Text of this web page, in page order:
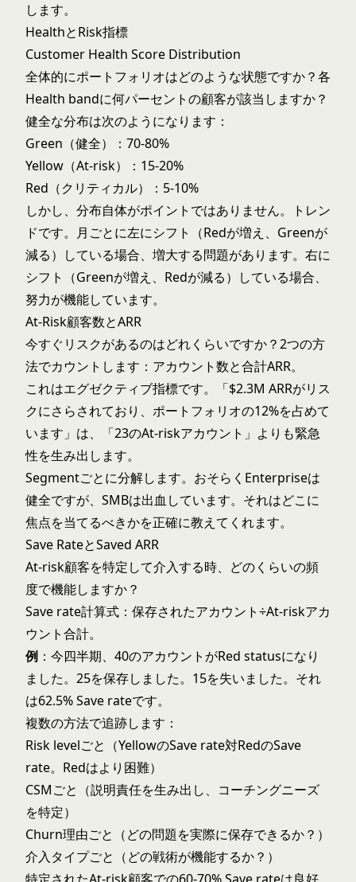
します。
HealthとRisk指標
Customer Health Score Distribution
全体的にポートフォリオはどのような状態ですか？各
Health bandに何パーセントの顧客が該当しますか？
健全な分布は次のようになります：
Green（健全）：70-80%
Yellow（At-risk）：15-20%
Red（クリティカル）：5-10%
しかし、分布自体がポイントではありません。トレン
ドです。月ごとに左にシフト（Redが増え、Greenが
減る）している場合、増大する問題があります。右に
シフト（Greenが増え、Redが減る）している場合、
努力が機能しています。
At-Risk顧客数とARR
今すぐリスクがあるのはどれくらいですか？2つの方
法でカウントします：アカウント数と合計ARR。
これはエグゼクティブ指標です。「$2.3M ARRがリス
クにさらされており、ポートフォリオの12%を占めて
います」は、「23のAt-riskアカウント」よりも緊急
性を生み出します。
Segmentごとに分解します。おそらくEnterpriseは
健全ですが、SMBは出血しています。それはどこに
焦点を当てるべきかを正確に教えてくれます。
Save RateとSaved ARR
At-risk顧客を特定して介入する時、どのくらいの頻
度で機能しますか？
Save rate計算式：保存されたアカウント÷At-riskアカ
ウント合計。
例 ：今四半期、40のアカウントがRed statusになり
ました。25を保存しました。15を失いました。それ
は62.5% Save rateです。
複数の方法で追跡します：
Risk levelごと（YellowのSave rate対RedのSave
rate。Redはより困難）
CSMごと（説明責任を生み出し、コーチングニーズ
を特定）
Churn理由ごと（どの問題を実際に保存できるか？）
介入タイプごと（どの戦術が機能するか？）